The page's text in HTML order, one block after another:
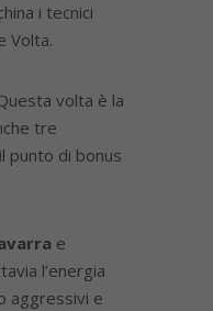
i tecnici
Volta.
volta è la
tre
punto di bonus
e
l’energia
aggressivi e